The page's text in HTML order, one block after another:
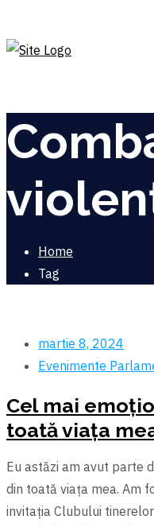
Home
Tag
martie 8, 2024
Evenimente
Cel mai
toată viața
Eu astăzi am avut parte
din toată viața mea. Am
invitația Clubului